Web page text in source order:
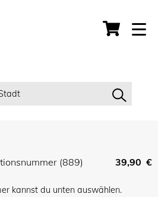
(889)
39,90 €
kannst du unten auswählen.